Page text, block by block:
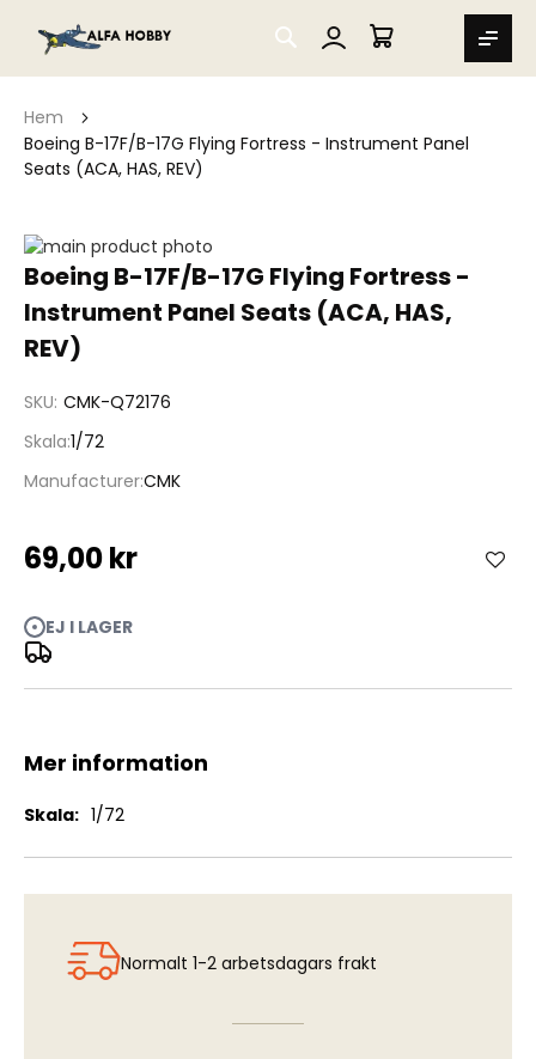
SEARCH
MIN VARUKORG
Hem
Boeing B-17F/B-17G Flying Fortress - Instrument Panel
Seats (ACA, HAS, REV)
Boeing B-17F/B-17G Flying Fortress -
Instrument Panel Seats (ACA, HAS,
REV)
SKU CMK-Q72176
Skala 1/72
ManufacturerCMK
69,00 kr
EJ I LAGER
Hoppa
till
av
bildgalleriet
Hoppa
början
av
bildgalleriet
Mer information
Mer
1/72
Normalt 1-2 arbetsdagars frakt